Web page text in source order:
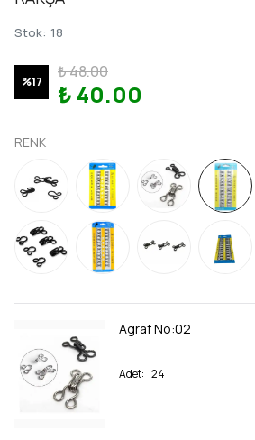
Stok: 18
%17
₺ 48.00
₺ 40.00
RENK
Agraf No:02
Adet: 24